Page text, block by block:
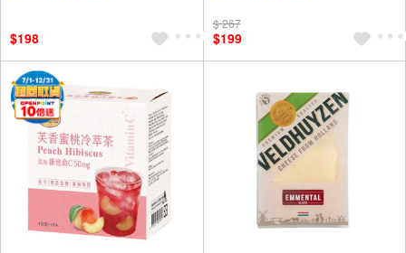
$198
$ 267
$199